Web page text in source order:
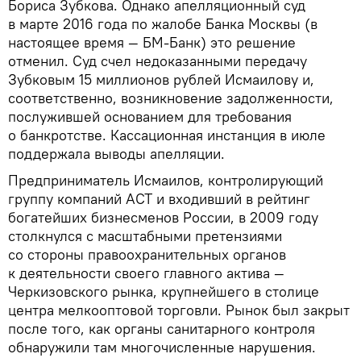
Бориса Зубкова. Однако апелляционный суд
в марте 2016 года по жалобе Банка Москвы (в
настоящее время — БМ-Банк) это решение
отменил. Суд счел недоказанными передачу
Зубковым 15 миллионов рублей Исмаилову и,
соответственно, возникновение задолженности,
послужившей основанием для требования
о банкротстве. Кассационная инстанция в июле
поддержала выводы апелляции.
Предприниматель Исмаилов, контролирующий
группу компаний АСТ и входивший в рейтинг
богатейших бизнесменов России, в 2009 году
столкнулся с масштабными претензиями
со стороны правоохранительных органов
к деятельности своего главного актива —
Черкизовского рынка, крупнейшего в столице
центра мелкооптовой торговли. Рынок был закрыт
после того, как органы санитарного контроля
обнаружили там многочисленные нарушения.